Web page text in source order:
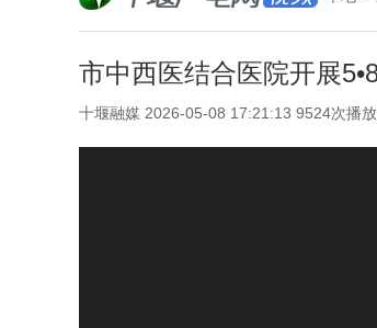
市中西医结合医院开展
十堰融媒 2026-05-08 17:21:13 9524次播放